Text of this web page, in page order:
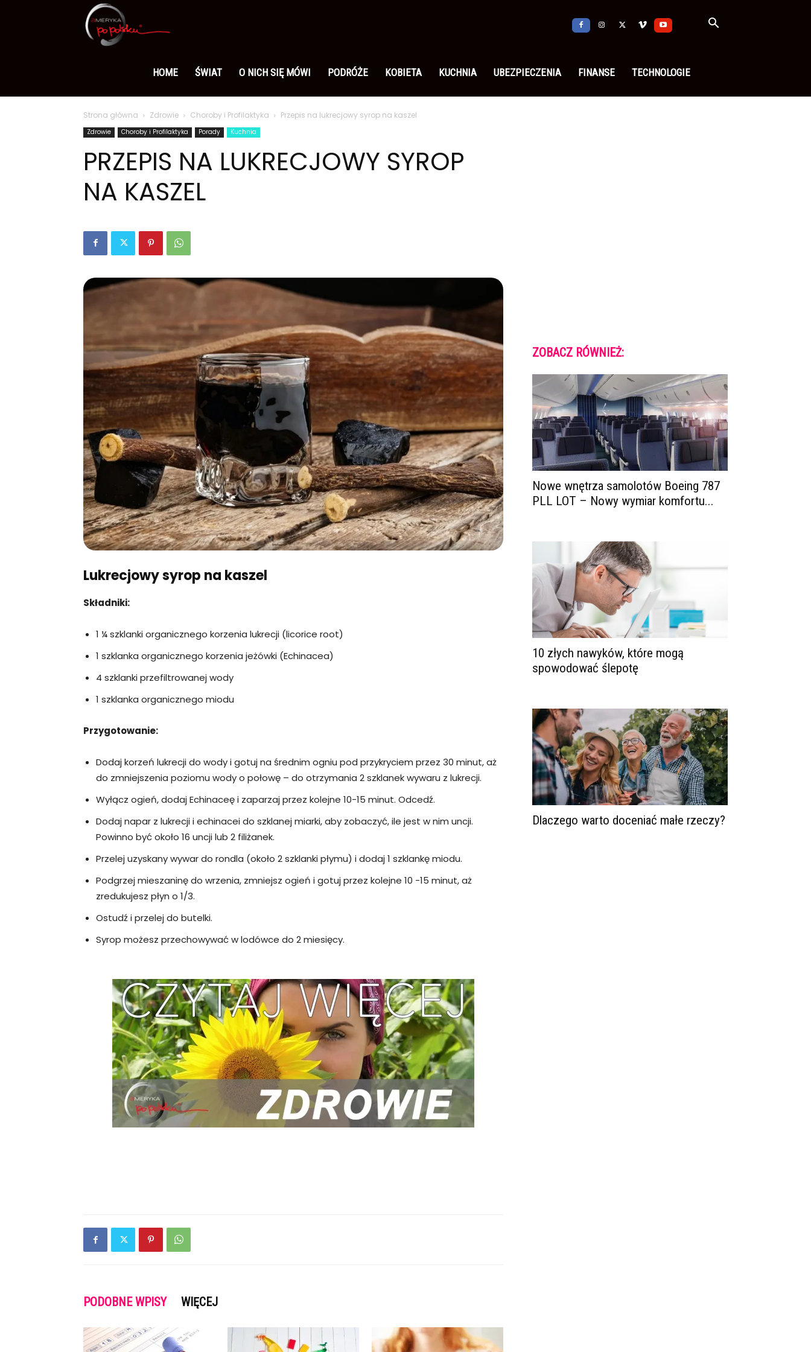
po
polsku
HOME ŚWIAT O NICH SIĘ MÓWI PODRÓŻE KOBIETA KUCHNIA UBEZPIECZENIA FINANSE TECHNOLOGIE
Strona główna Zdrowie Choroby i Profilaktyka Przepis na lukrecjowy syrop na kaszel
Zdrowie Choroby i Profilaktyka Porady Kuchnia
PRZEPIS NA LUKRECJOWY SYROP
NA KASZEL
Lukrecjowy syrop na kaszel
Składniki:
1 ¼ szklanki organicznego korzenia lukrecji (licorice root)
1 szklanka organicznego korzenia jeżówki (Echinacea)
4 szklanki przefiltrowanej wody
1 szklanka organicznego miodu
Przygotowanie:
Dodaj korzeń lukrecji do wody i gotuj na średnim ogniu pod przykryciem przez 30 minut, aż
do zmniejszenia poziomu wody o połowę – do otrzymania 2 szklanek wywaru z lukrecji.
Wyłącz ogień, dodaj Echinaceę i zaparzaj przez kolejne 10-15 minut. Odcedź.
Dodaj napar z lukrecji i echinacei do szklanej miarki, aby zobaczyć, ile jest w nim uncji.
Powinno być około 16 uncji lub 2 filiżanek.
Przelej uzyskany wywar do rondla (około 2 szklanki płymu) i dodaj 1 szklankę miodu.
Podgrzej mieszaninę do wrzenia, zmniejsz ogień i gotuj przez kolejne 10 -15 minut, aż
zredukujesz płyn o 1/3.
Ostudź i przelej do butelki.
Syrop możesz przechowywać w lodówce do 2 miesięcy.
PODOBNE WPISY WIĘCEJ
ZOBACZ RÓWNIEŻ:
Nowe wnętrza samolotów Boeing 787
PLL LOT – Nowy wymiar komfortu...
10 złych nawyków, które mogą
spowodować ślepotę
Dlaczego warto doceniać małe rzeczy?